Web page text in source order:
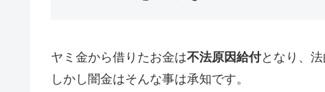
ヤミ金から借りたお金は不法原因給付となり、法
しかし闇金はそんな事は承知です。